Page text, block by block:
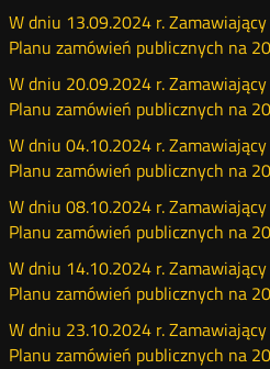
W dniu 13.09.2024 r.
Planu zamówień publicznych na
W dniu 20.09.2024 r.
Planu zamówień publicznych na
W dniu 04.10.2024 r.
Planu zamówień publicznych na
W dniu 08.10.2024 r.
Planu zamówień publicznych na
W dniu 14.10.2024 r.
Planu zamówień publicznych na
W dniu 23.10.2024 r.
Planu zamówień publicznych na